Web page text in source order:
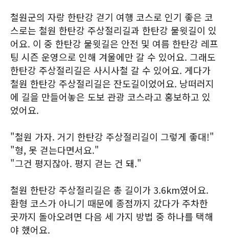
철원군의 자랑 한탄강 걷기 여행 코스로 인기 좋은 코
스로는 철원 한탄강 주상절리길과 한탄강 물윗길이 있
어요. 이 중 한탄강 물윗길은 안전 및 여름 한탄강 레프
팅 시즌 운영으로 인해 겨울에만 갈 수 있어요. 그래도
한탄강 주상절리길은 사시사철 갈 수 있어요. 게다가
철원 한탄강 주상절리길은 잔도길이었어요. 낭떠러지
에 길을 만들어놓은 도보 관광 코스라고 홍보하고 있
었어요.
"철원 가자. 거기 한탄강 주상절리길이 그렇게 좋대!"
"형, 못 걷는다면서요."
"그건 평지잖아. 평지 걷는 건 돼."
철원 한탄강 주상절리길은 총 길이가 3.6km였어요.
환형 코스가 아니기 때문에 종점까지 갔다가 주차한
곳까지 돌아오려면 다음 세 가지 방법 중 하나를 택해
야 했어요.